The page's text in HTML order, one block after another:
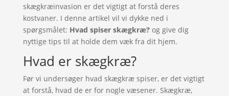
skægkræinvasion er det vigtigt at forstå deres
kostvaner. I denne artikel vil vi dykke ned i
spørgsmålet: Hvad spiser skægkræ?og give dig
nyttige tips til at holde dem væk fra dit hjem.
Hvad er skægkræ?
Før vi undersøger hvad skægkræ spiser, er det vigtigt
at forstå, hvad de er for nogle væsener. Skægkræ,